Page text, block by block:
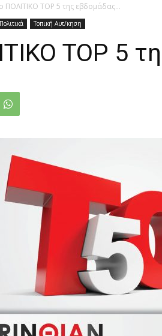
ΠΟΛΙΤΙΚΟ ΤΟΡ 5 της εβδομάδας…
Πολιτικά Τοπική Αυτ/κηση
ΤΟΡ 5